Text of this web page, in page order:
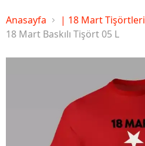
Anasayfa
| 18 Mart Tişörtleri
18 Mart Baskılı Tişört 05 L